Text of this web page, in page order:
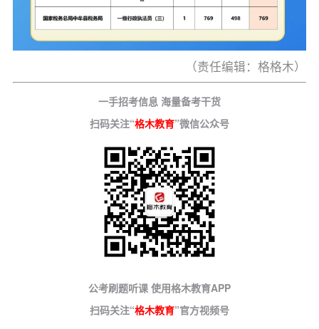
（责任编辑：格格木）
一手招考信息 海量备考干货
扫码关注“格木教育”微信公众号
公考刷题听课 使用格木教育APP
扫码关注“格木教育”官方视频号